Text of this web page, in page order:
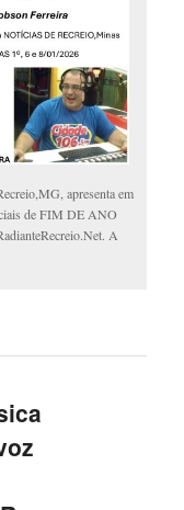
apresenta em
de FIM DE ANO
A